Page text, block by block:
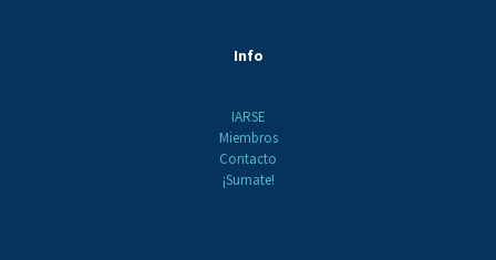
Info
IARSE
Miembros
Contacto
¡Sumate!